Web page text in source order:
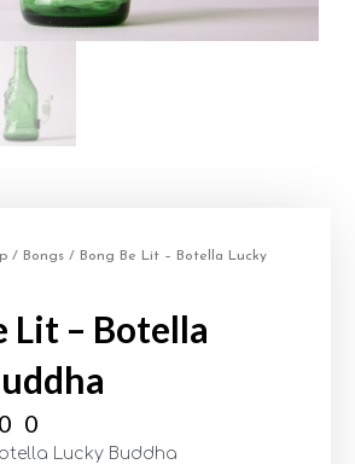
/ Bongs / Bong Be Lit – Botella Lucky
Lit – Botella
Lucky Buddha